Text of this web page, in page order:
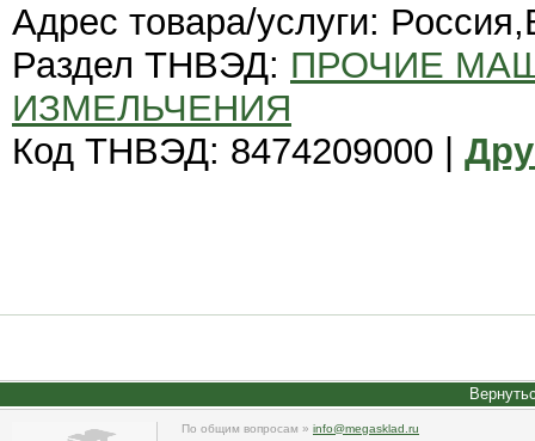
Адрес товара/услуги:
Раздел ТНВЭД: ПРОЧИЕ
ИЗМЕЛЬЧЕНИЯ
Код ТНВЭД: 8474209000 |
По общим вопросам » info@megasklad.ru